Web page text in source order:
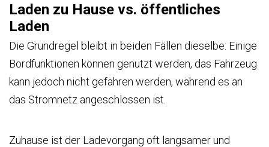
Laden zu Hause vs. öffentliches
Laden
Die Grundregel bleibt in beiden Fällen dieselbe: Einige
Bordfunktionen können genutzt werden, das Fahrzeug
kann jedoch nicht gefahren werden, während es an
das Stromnetz angeschlossen ist.
Zuhause ist der Ladevorgang oft langsamer und